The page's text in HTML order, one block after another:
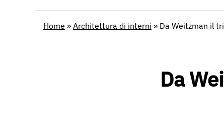
Home » Architettura di interni » Da Weitzman il
Da